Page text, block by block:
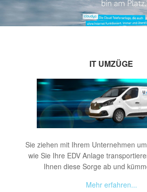
IT UMZÜGE
Sie ziehen mit Ihrem Unternehmen
wie Sie Ihre EDV Anlage
Ihnen diese Sorge ab und
Mehr erfahren...